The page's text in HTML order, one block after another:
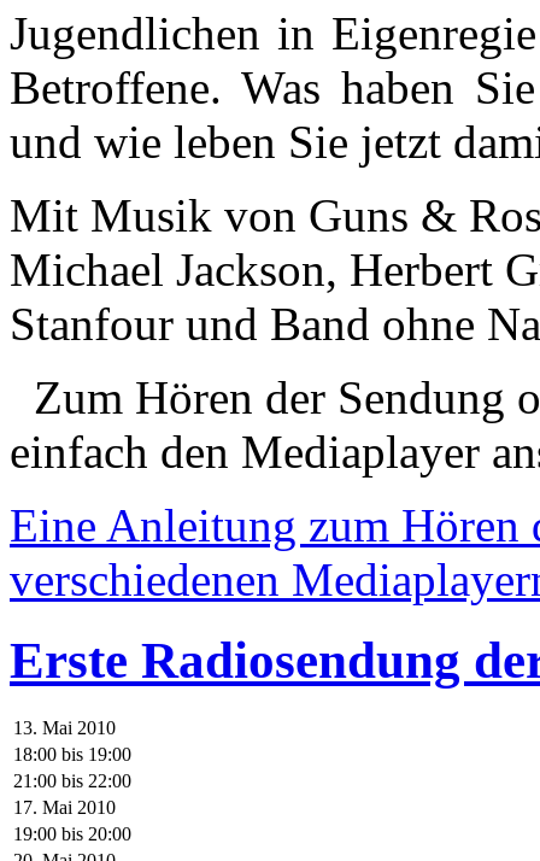
Jugendlichen in
Betroffene. Was haben
und wie leben Sie jetzt
Mit Musik von Guns &
Michael Jackson, Herbert
Stanfour und Band ohne
Zum Hören der Sendung
einfach den Mediaplayer
Eine Anleitung zum Hören
verschiedenen
Erste Radiosendung
13. Mai 2010
18:00 bis 19:00
21:00 bis 22:00
17. Mai 2010
19:00 bis 20:00